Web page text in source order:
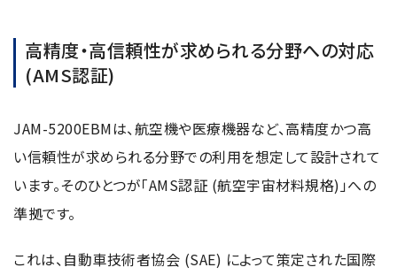
高精度・高信頼性が求められる分野への対応
(AMS認証)
JAM-5200EBMは、航空機や医療機器など、高精度かつ高
い信頼性が求められる分野での利用を想定して設計されて
います。そのひとつが「AMS認証 (航空宇宙材料規格)」への
準拠です。
これは、自動車技術者協会 (SAE) によって策定された国際